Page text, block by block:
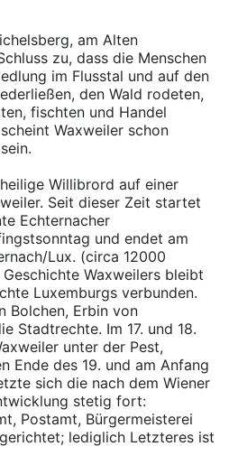
am Alten
zu, dass die Menschen
im Flusstal und auf den
den Wald rodeten,
fischten und Handel
Waxweiler schon
Willibrord auf einer
Seit dieser Zeit startet
Echternacher
und endet am
Lux. (circa 12000
Waxweilers bleibt
Luxemburgs verbunden.
Bolchen, Erbin von
Stadtrechte. Im 17. und 18.
unter der Pest,
Ende des 19. und am Anfang
sich die nach dem Wiener
stetig fort:
Postamt, Bürgermeisterei
lediglich Letzteres ist